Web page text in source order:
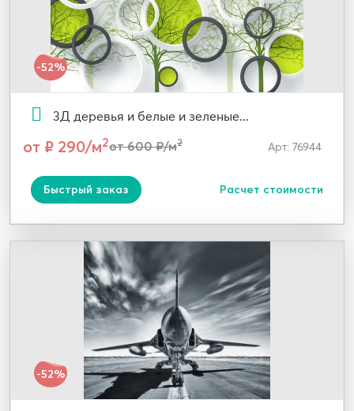
-52%
3Д деревья и белые и зеленые...
от ₽ 290/м2от 600 ₽/м2 Арт: 76944
Быстрый заказ Расчет стоимости
-52%